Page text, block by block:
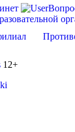
12+